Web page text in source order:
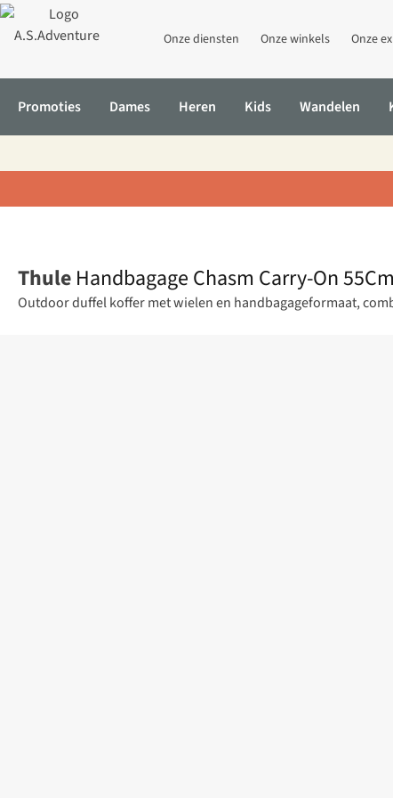
Onze diensten Onze winkels Onze
Promoties Dames Heren Kids Wandelen
Thule Handbagage Chasm Carry-On
Outdoor duffel koffer met wielen en handbagageformaat,